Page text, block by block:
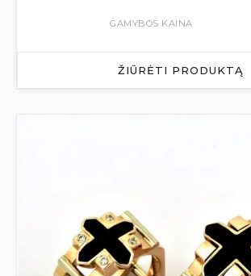
GAMYBOS KAINA
ŽIŪRĖTI PRODUKTĄ